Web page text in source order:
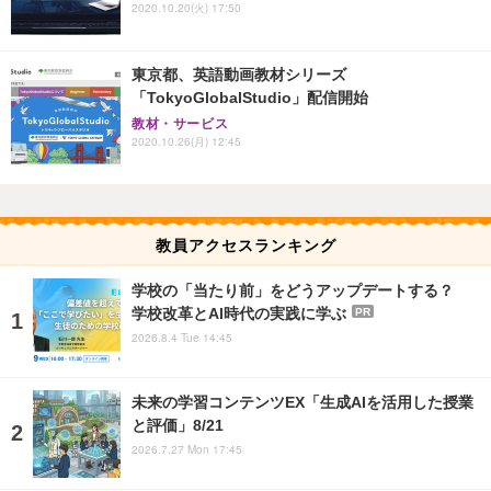
2020.10.20(火) 17:50
東京都、英語動画教材シリーズ
「TokyoGlobalStudio」配信開始
教材・サービス
2020.10.26(月) 12:45
教員アクセスランキング
学校の「当たり前」をどうアップデートする？
学校改革とAI時代の実践に学ぶ
PR
2026.8.4 Tue 14:45
未来の学習コンテンツEX「生成AIを活用した授業
と評価」8/21
2026.7.27 Mon 17:45